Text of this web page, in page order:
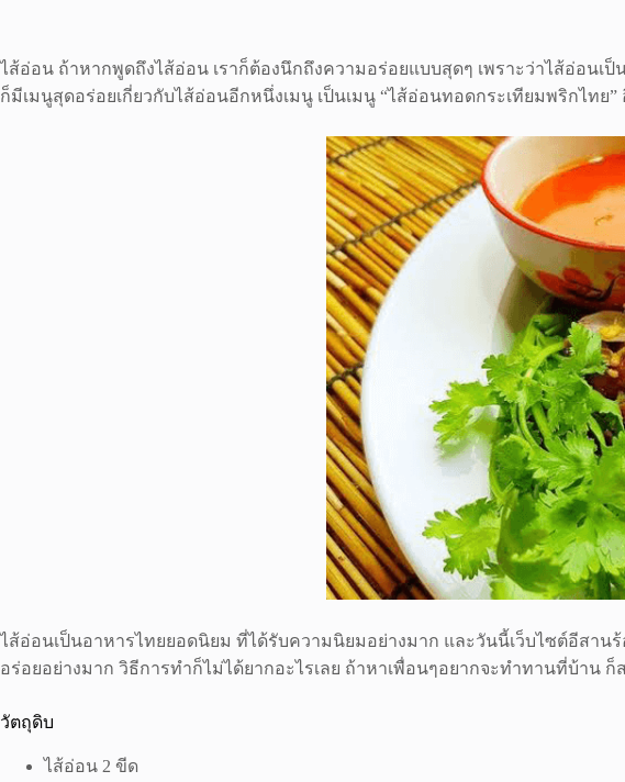
ไส้อ่อน ถ้าหากพูดถึงไส้อ่อน เราก็ต้องนึกถึงความอร่อยแบบสุดๆ เพราะว่าไส้อ่อนเ
ก็มีเมนูสุดอร่อยเกี่ยวกับไส้อ่อนอีกหนึ่งเมนู เป็นเมนู “ไส้อ่อนทอดกระเทียมพริกไท
ไส้อ่อนเป็นอาหารไทยยอดนิยม ที่ได้รับความนิยมอย่างมาก และวันนี้เว็บไซต์อีสา
อร่อยอย่างมาก วิธีการทำก็ไม่ได้ยากอะไรเลย ถ้าหาเพื่อนๆอยากจะทำทานที่บ้าน ก็
วัตถุดิบ
ไส้อ่อน 2 ขีด